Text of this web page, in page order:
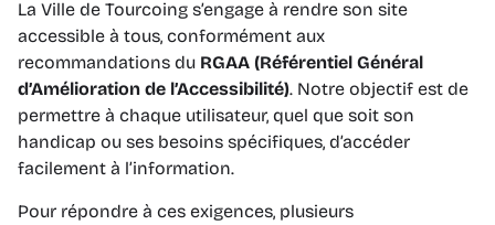
La Ville de Tourcoing s’engage à rendre son site
accessible à tous, conformément aux
recommandations du RGAA (Référentiel Général
d’Amélioration de l’Accessibilité). Notre objectif est de
permettre à chaque utilisateur, quel que soit son
handicap ou ses besoins spécifiques, d’accéder
facilement à l’information.
Pour répondre à ces exigences, plusieurs